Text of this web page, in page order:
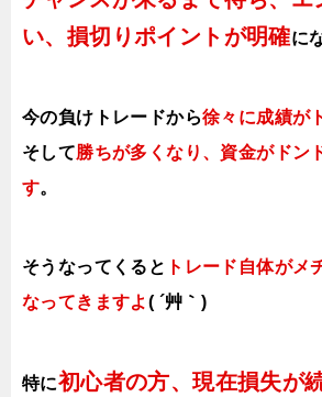
い、損切りポイントが明確に
今の負けトレードから徐々に成績が
そして勝ちが多くなり、資金がドン
す。
そうなってくると トレード自体がメ
なってきますよ ( ´艸｀)
特に初心者の方、現在損失が